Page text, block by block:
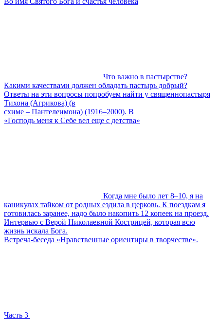
Что важно в пастырстве?
Какими качествами должен обладать пастырь добрый?
Ответы на эти вопросы попробуем найти у священнопастыря
Тихона (Агрикова) (в
схиме – Пантелеимона) (1916–2000). В
«Господь меня к Себе вел еще с детства»
Когда мне было лет 8–10, я на
каникулах тайком от родных ездила в церковь. К поездкам я
готовилась заранее, надо было накопить 12 копеек на проезд.
Интервью с Верой Николаевной Кострицей, которая всю
жизнь искала Бога.
Встреча-беседа «Нравственные ориентиры в творчестве».
Часть 3